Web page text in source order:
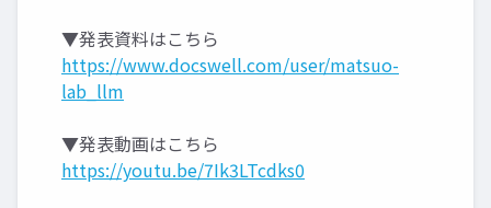
▼発表資料はこちら
https://www.docswell.com/user/matsuo-
lab_llm
▼発表動画はこちら
https://youtu.be/7Ik3LTcdks0